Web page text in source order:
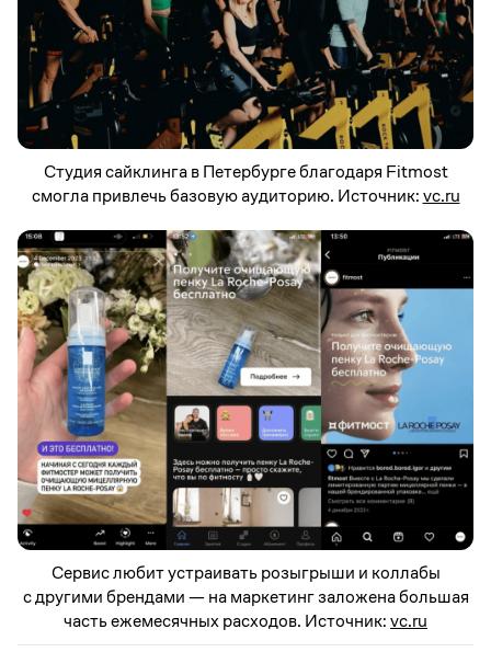
Студия сайклинга в Петербурге благодаря Fitmost
смогла привлечь базовую аудиторию. Источник:vc.ru
Сервис любит устраивать розыгрыши и коллабы
с другими брендами — на маркетинг заложена большая
часть ежемесячных расходов. Источник:vc.ru